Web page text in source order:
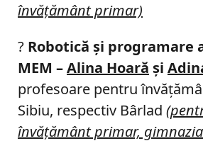
învăţământ primar)
? Robotică şi programare
MEM –Alina Hoară şi
profesoare pentru
Sibiu, respectiv Bârlad
învăţământ primar,